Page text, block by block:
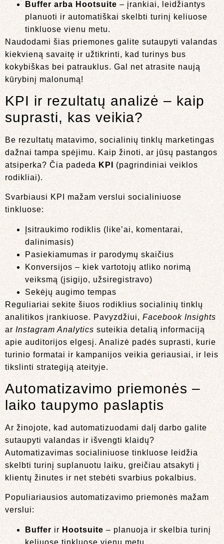
Buffer arba Hootsuite – įrankiai, leidžiantys
planuoti ir automatiškai skelbti turinį keliuose
tinkluose vienu metu.
Naudodami šias priemones galite sutaupyti valandas
kiekvieną savaitę ir užtikrinti, kad turinys bus
kokybiškas bei patrauklus. Gal net atrasite naują
kūrybinį malonumą!
KPI ir rezultatų analizė – kaip
suprasti, kas veikia?
Be rezultatų matavimo, socialinių tinklų marketingas
dažnai tampa spėjimu. Kaip žinoti, ar jūsų pastangos
atsiperka? Čia padeda KPI
(pagrindiniai veiklos
rodikliai).
Svarbiausi KPI mažam verslui socialiniuose
tinkluose:
Įsitraukimo rodiklis (like’ai, komentarai,
dalinimasis)
Pasiekiamumas ir parodymų skaičius
Konversijos – kiek vartotojų atliko norimą
veiksmą (įsigijo, užsiregistravo)
Sekėjų augimo tempas
Reguliariai sekite šiuos rodiklius socialinių tinklų
analitikos įrankiuose. Pavyzdžiui, Facebook Insights
ar Instagram Analytics suteikia detalią informaciją
apie auditorijos elgesį. Analizė padės suprasti, kurie
turinio formatai ir kampanijos veikia geriausiai, ir leis
tikslinti strategiją ateityje.
Automatizavimo priemonės –
laiko taupymo paslaptis
Ar žinojote, kad automatizuodami dalį darbo galite
sutaupyti valandas ir išvengti klaidų?
Automatizavimas socialiniuose tinkluose leidžia
skelbti turinį suplanuotu laiku, greičiau atsakyti į
klientų žinutes ir net stebėti svarbius pokalbius.
Populiariausios automatizavimo priemonės mažam
verslui:
Buffer ir Hootsuite – planuoja ir skelbia turinį
keliuose tinkluose vienu metu.